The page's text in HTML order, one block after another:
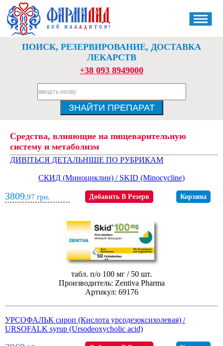
ПОИСК, РЕЗЕРВИРОВАНИЕ, ДОСТАВКА
ЛЕКАРСТВ
+38 093 8949000
Средства, влияющие на пищеварительную
систему и метаболизм
ДИВІТЬСЯ ДЕТАЛЬНІШЕ ПО РУБРИКАМ
СКИД (Миноциклин) / SKID (Minocycline)
3809,97 грн. Добавить В Резерв Корзина
табл. п/о 100 мг / 50 шт.
Производитель: Zentiva Pharma
Артикул: 69176
УРСОФАЛЬК сироп (Кислота урсодезоксихолевая) /
URSOFALK syrup (Ursodeoxycholic acid)